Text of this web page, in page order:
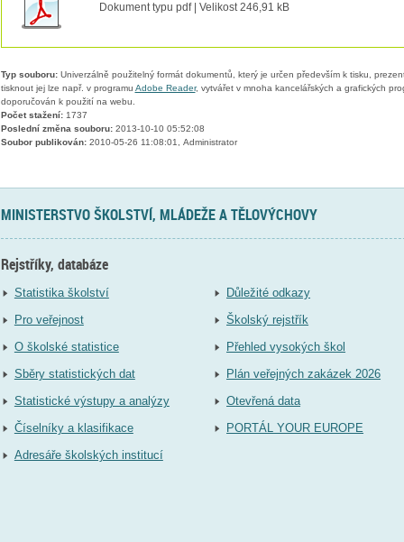
Dokument typu pdf | Velikost 246,91 kB
Typ souboru:Univerzálně použitelný formát dokumentů, který je určen především k tisku,
tisknout jej lze např. v programu Adobe Reader, vytvářet v mnoha kancelářských a grafických
doporučován k použití na webu.
Počet stažení:1737
Poslední změna souboru:2013-10-10 05:52:08
Soubor publikován:2010-05-26 11:08:01, Administrator
MINISTERSTVO ŠKOLSTVÍ, MLÁDEŽE A TĚLOVÝCHOVY
Rejstříky, databáze
Statistika školství
Pro veřejnost
O školské statistice
Sběry statistických dat
Statistické výstupy a analýzy
Číselníky a klasifikace
Adresáře školských institucí
Důležité odkazy
Školský rejstřík
Přehled vysokých škol
Plán veřejných zakázek 2026
Otevřená data
PORTÁL YOUR EUROPE